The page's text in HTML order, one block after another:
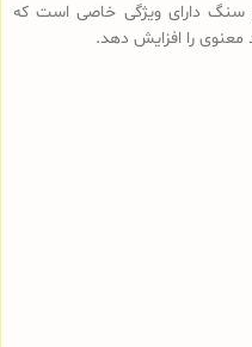
سنگ دارای ویژگی خاصی است که
معنوی را افزایش دهد.